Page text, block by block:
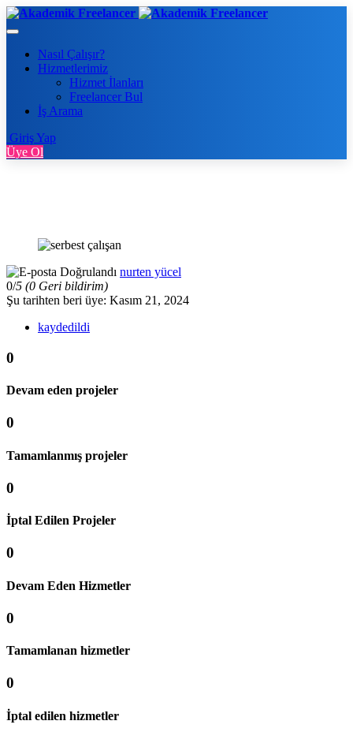
Nasıl Çalışır?
Hizmetlerimiz
Hizmet İlanları
Freelancer Bul
İş Arama
Giriş Yap
Üye Ol
nurten yücel
0/5 (0 Geri bildirim)
Şu tarihten beri üye: Kasım 21, 2024
kaydedildi
0
Devam eden projeler
0
Tamamlanmış projeler
0
İptal Edilen Projeler
0
Devam Eden Hizmetler
0
Tamamlanan hizmetler
0
İptal edilen hizmetler